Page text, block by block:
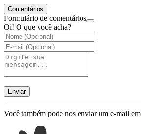
Comentários
Formulário de comentários
Oi! O que você acha?
Enviar
Você também pode nos enviar um e-mail em